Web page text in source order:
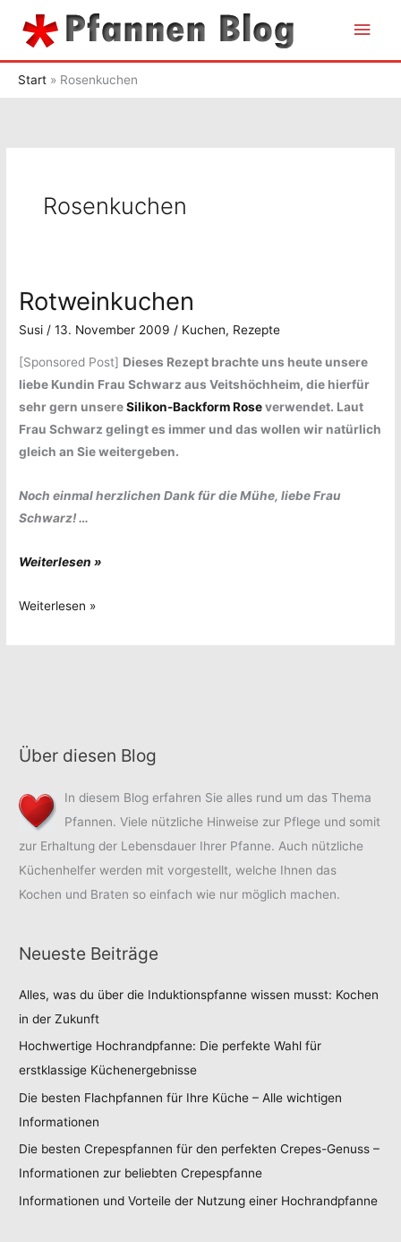
Inhalt
Start Rosenkuchen
Rosenkuchen
Rotweinkuchen
Susi /13. November 2009 / Kuchen, Rezepte
[Sponsored Post] Dieses Rezept brachte uns heute unsere
liebe Kundin Frau Schwarz aus Veitshöchheim, die hierfür
sehr gern unsereSilikon-Backform Roseverwendet. Laut
Frau Schwarz gelingt es immer und das wollen wir natürlich
gleich an Sie weitergeben.
Noch einmal herzlichen Dank für die Mühe, liebe Frau
Schwarz! …
Rotweinkuchen
Weiterlesen »
Rotweinkuchen
Weiterlesen »
Über diesen Blog
In diesem Blog erfahren Sie alles rund um das Thema
Pfannen. Viele nützliche Hinweise zur Pflege und somit
zur Erhaltung der Lebensdauer Ihrer Pfanne. Auch nützliche
Küchenhelfer werden mit vorgestellt, welche Ihnen das
Kochen und Braten so einfach wie nur möglich machen.
Neueste Beiträge
Alles, was du über die Induktionspfanne wissen musst: Kochen
in der Zukunft
Hochwertige Hochrandpfanne: Die perfekte Wahl für
erstklassige Küchenergebnisse
Die besten Flachpfannen für Ihre Küche – Alle wichtigen
Informationen
Die besten Crepespfannen für den perfekten Crepes-Genuss –
Informationen zur beliebten Crepespfanne
Informationen und Vorteile der Nutzung einer Hochrandpfanne